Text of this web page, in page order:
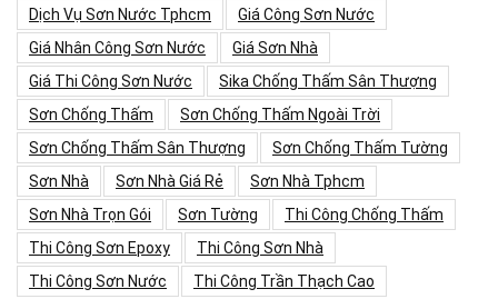
Dịch Vụ Sơn Nước Tphcm
Giá Công Sơn Nước
Giá Nhân Công Sơn Nước
Giá Sơn Nhà
Giá Thi Công Sơn Nước
Sika Chống Thấm Sân Thượng
Sơn Chống Thấm
Sơn Chống Thấm Ngoài Trời
Sơn Chống Thấm Sân Thượng
Sơn Chống Thấm Tường
Sơn Nhà
Sơn Nhà Giá Rẻ
Sơn Nhà Tphcm
Sơn Nhà Trọn Gói
Sơn Tường
Thi Công Chống Thấm
Thi Công Sơn Epoxy
Thi Công Sơn Nhà
Thi Công Sơn Nước
Thi Công Trần Thạch Cao